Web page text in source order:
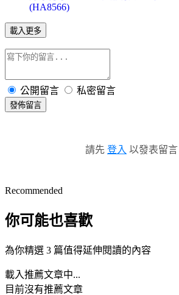
(HA8566)
載入更多
公開留言 私密留言
發佈留言
請先 登入 以發表留言
Recommended
你可能也喜歡
為你精選 3 篇值得延伸閱讀的內容
載入推薦文章中...
目前沒有推薦文章